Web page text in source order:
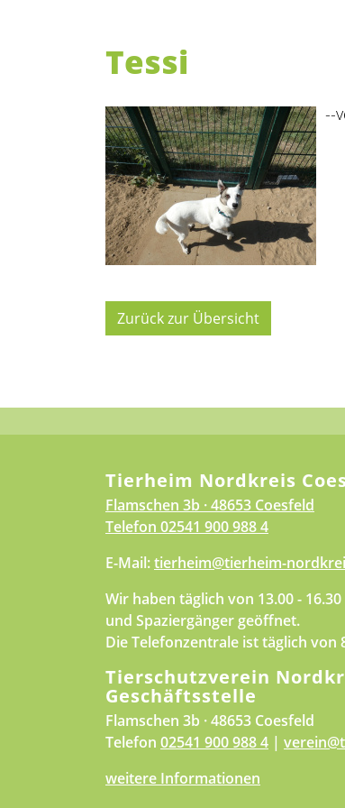
Tessi
--
Zurück zur Übersicht
Tierheim Nordkreis
Flamschen 3b · 48653 Coesfeld
Telefon 02541 900 988 4
E-Mail:tierheim@tierheim-
Wir haben täglich von 13.00 -
und Spaziergänger geöffnet.
Die Telefonzentrale ist täglich von
Tierschutzverein
Geschäftsstelle
Flamschen 3b · 48653 Coesfeld
Telefon 02541 900 988 4 |
weitere Informationen